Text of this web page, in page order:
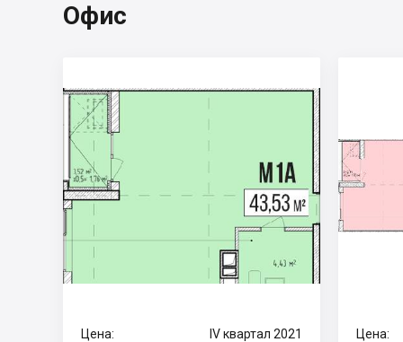
Офис
Цена: IV квартал 2021 Цена: